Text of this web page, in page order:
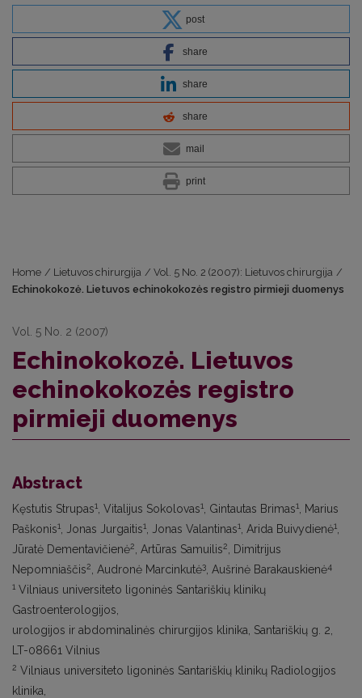
post
share
share
share
mail
print
Home / Lietuvos chirurgija / Vol. 5 No. 2 (2007): Lietuvos chirurgija /
Echinokokozė. Lietuvos echinokokozės registro pirmieji duomenys
Vol. 5 No. 2 (2007)
Echinokokozė. Lietuvos
echinokokozės registro
pirmieji duomenys
Abstract
Kęstutis Strupas1 , Vitalijus Sokolovas1 , Gintautas Brimas1
, Marius
Paškonis1 , Jonas Jurgaitis1 , Jonas Valantinas1 , Arida Buivydienė1
Jūratė Dementavičienė2 , Artūras Samuilis2
, Dimitrijus
Nepomniaščis2 , Audronė Marcinkutė3 , Aušrinė Barakauskienė4
1 Vilniaus universiteto ligoninės Santariškių klinikų
Gastroenterologijos,
urologijos ir abdominalinės chirurgijos klinika, Santariškių g. 2,
LT-08661 Vilnius
2 Vilniaus universiteto ligoninės Santariškių klinikų Radiologijos
klinika,